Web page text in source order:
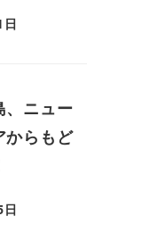
、ニュー
からもど